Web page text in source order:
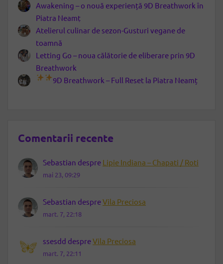
Awakening – o nouă experiență 9D Breathwork în
Piatra Neamț
Atelierul culinar de sezon-Gusturi vegane de
toamnă
Letting Go – noua călătorie de eliberare prin 9D
Breathwork
9D Breathwork – Full Reset la Piatra Neamț
Comentarii recente
Sebastian despre Lipie Indiana – Chapati / Roti
mai 23, 09:29
Sebastian despreVila Preciosa
mart. 7, 22:18
ssesdd despreVila Preciosa
mart. 7, 22:11